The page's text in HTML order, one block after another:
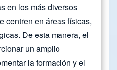
en los más diversos
centren en áreas físicas,
De esta manera, el
un amplio
la formación y el